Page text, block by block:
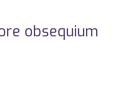
obsequium